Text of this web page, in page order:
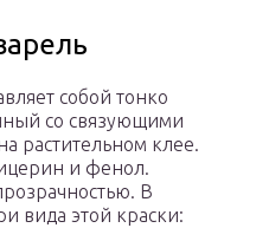
собой тонко
со связующими
растительном клее.
и фенол.
В
вида этой краски: